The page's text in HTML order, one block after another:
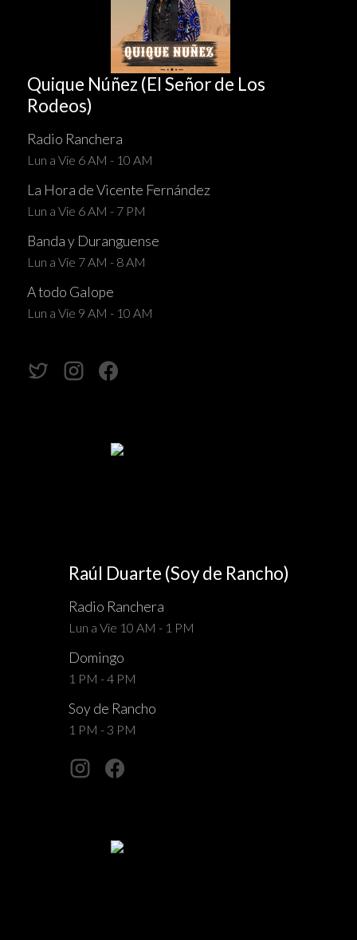
Quique Núñez (El Señor de Los
Rodeos)
Radio Ranchera
Lun a Vie 6 AM - 10 AM
La Hora de Vicente Fernández
Lun a Vie 6 AM - 7 PM
Banda y Duranguense
Lun a Vie 7 AM - 8 AM
A todo Galope
Lun a Vie 9 AM - 10 AM
Raúl Duarte (Soy de Rancho)
Radio Ranchera
Lun a Vie 10 AM - 1 PM
Domingo
1 PM - 4 PM
Soy de Rancho
1 PM - 3 PM